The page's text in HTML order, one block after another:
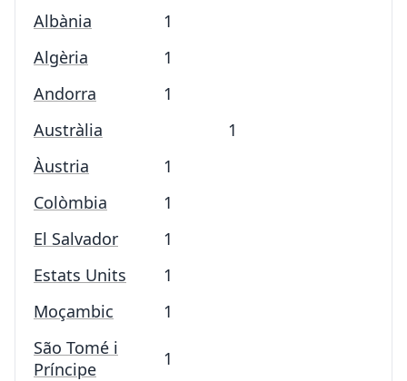
Albània
1
Algèria
1
Andorra
1
Austràlia
1
Àustria
1
Colòmbia
1
El Salvador
1
Estats Units
1
Moçambic
1
São Tomé i
Príncipe
1